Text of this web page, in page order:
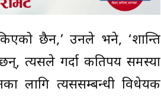
छैन,’ उनले भने, ‘शान्ति
छन्, त्यसले गर्दा कतिपय समस्या
लागि त्यससम्बन्धी विधेयक